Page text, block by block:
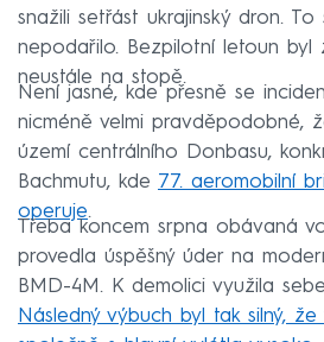
snažili setřást ukrajinský dron. To
nepodařilo. Bezpilotní letoun byl
neustále na stopě.
Není jasné, kde přesně se
nicméně velmi pravděpodobné,
území centrálního Donbasu,
Bachmutu, kde 77. aeromobilní
operuje.
Třeba koncem srpna obávaná
provedla úspěšný úder na
BMD-4M. K demolici využila
Následný výbuch byl tak silný,